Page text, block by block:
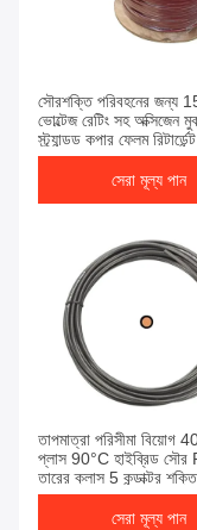
সৌরশক্তি পরিবহনের জন্য
ভোল্টেজ রেটিং সহ অক্সিজেন
স্ট্র্যান্ডড কপার ফ্লেম
পিভি ক্যাবল
সেরা মূল্য পান
তাপমাত্রা পরিসীমা বিয়োগ
প্লাস 90°C হাইব্রিড সৌর
তারের ক্লাস 5 কন্ডাক্টর
জন্য ডিজাইন করা
সেরা মূল্য পান